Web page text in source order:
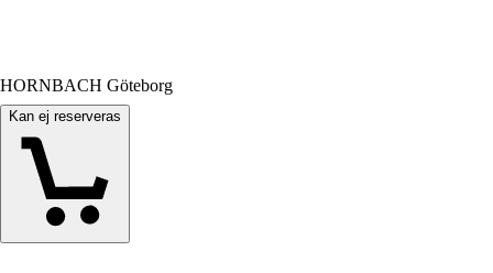
HORNBACH Göteborg
Kan ej reserveras